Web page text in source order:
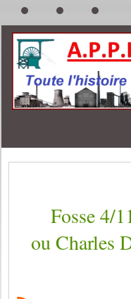
Fosse 4/
ou Charles